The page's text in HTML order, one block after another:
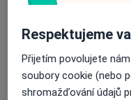
Hledejte v názorech
Respektujeme
Přijetím povolujete
soubory cookie (nebo
shromažďování údajů